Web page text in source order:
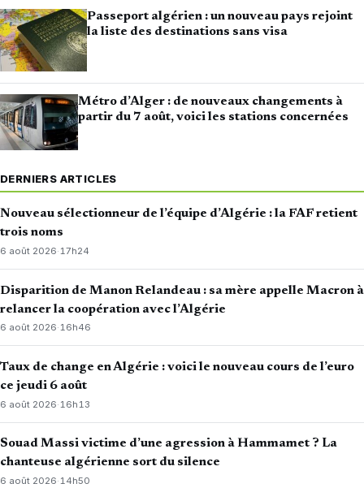
Passeport algérien : un nouveau pays rejoint
la liste des destinations sans visa
Métro d’Alger : de nouveaux changements à
partir du 7 août, voici les stations concernées
DERNIERS ARTICLES
Nouveau sélectionneur de l’équipe d’Algérie : la FAF retient
trois noms
6 août 2026·17h24
Disparition de Manon Relandeau : sa mère appelle Macron à
relancer la coopération avec l’Algérie
6 août 2026·16h46
Taux de change en Algérie : voici le nouveau cours de l’euro
ce jeudi 6 août
6 août 2026· 16h13
Souad Massi victime d’une agression à Hammamet ? La
chanteuse algérienne sort du silence
6 août 2026·14h50